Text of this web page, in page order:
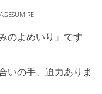
のよめいり』です
いの手、迫力ありま